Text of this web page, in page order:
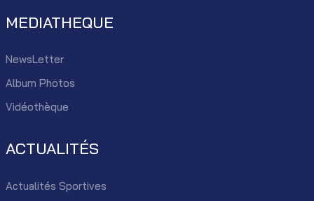
MEDIATHEQUE
NewsLetter
Album Photos
Vidéothèque
ACTUALITÉS
Actualités Sportives